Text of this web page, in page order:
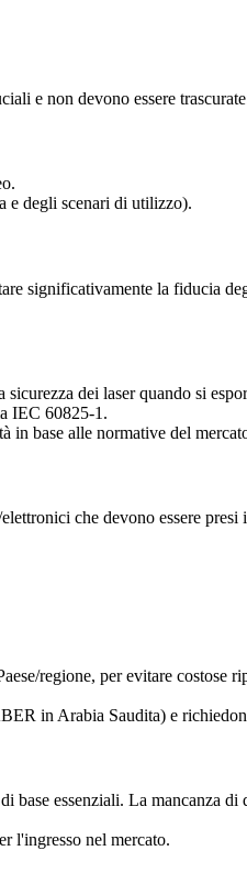
e non devono essere
e degli scenari di utilizzo).
significativamente la fiducia
dei laser quando si
IEC 60825-1.
base alle normative del
che devono essere presi
regione, per evitare costose
in Arabia Saudita) e
essenziali. La mancanza di
l'ingresso nel mercato.